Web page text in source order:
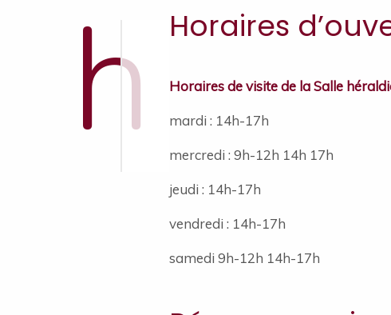
h Horaires
Horaires de visite de la Salle
mardi : 14h-17h
mercredi : 9h-12h 14h 17h
jeudi : 14h-17h
vendredi : 14h-17h
samedi 9h-12h 14h-17h